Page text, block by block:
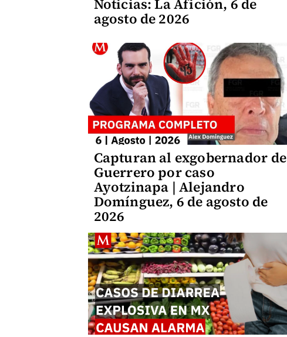
Noticias: La Afición, 6 de
agosto de 2026
Capturan al exgobernador de
Guerrero por caso
Ayotzinapa | Alejandro
Domínguez, 6 de agosto de
2026